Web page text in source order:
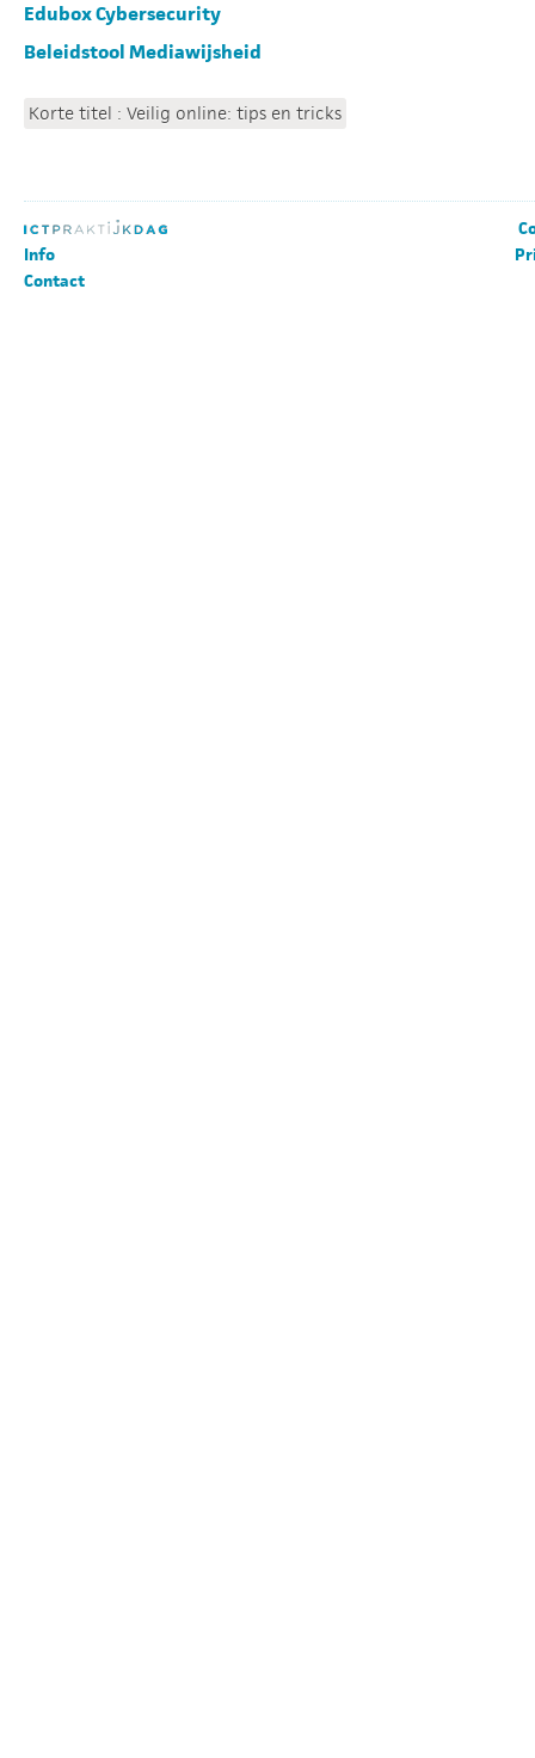
Edubox Cybersecurity
Beleidstool Mediawijsheid
Korte titel : Veilig online: tips en tricks
Info
Contact